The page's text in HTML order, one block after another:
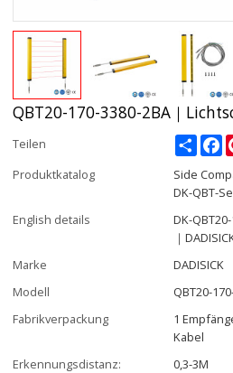
QBT20-170-3380-2BA｜
Teilen Share
Produktkatalog
Side
DK-QBT-
English details
DK-
｜
Marke
DADISICK
Modell
QBT20-
Fabrikverpackung
1
Kabel
Erkennungsdistanz:
0,3-3M